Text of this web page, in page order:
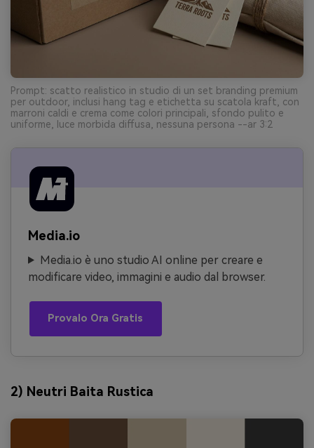
Prompt: scatto realistico in studio di un set branding premium
per outdoor, inclusi hang tag e etichetta su scatola kraft, con
marroni caldi e crema come colori principali, sfondo pulito e
uniforme, luce morbida diffusa, nessuna persona --ar 3:2
Media.io
Media.io è uno studio AI online per creare e
modificare video, immagini e audio dal browser.
Provalo Ora Gratis
2) Neutri Baita Rustica